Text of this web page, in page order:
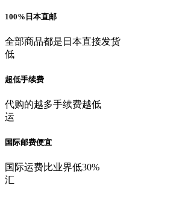
100%日本直邮
全部商品都是日本直接发货
低
超低手续费
代购的越多手续费越低
运
国际邮费便宜
国际运费比业界低30%
汇